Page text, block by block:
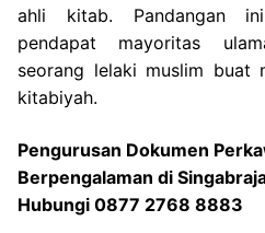
ahli kitab. Pandangan
pendapat mayoritas
seorang lelaki muslim buat
kitabiyah.
Pengurusan Dokumen
Berpengalaman di
Hubungi 0877 2768 8883